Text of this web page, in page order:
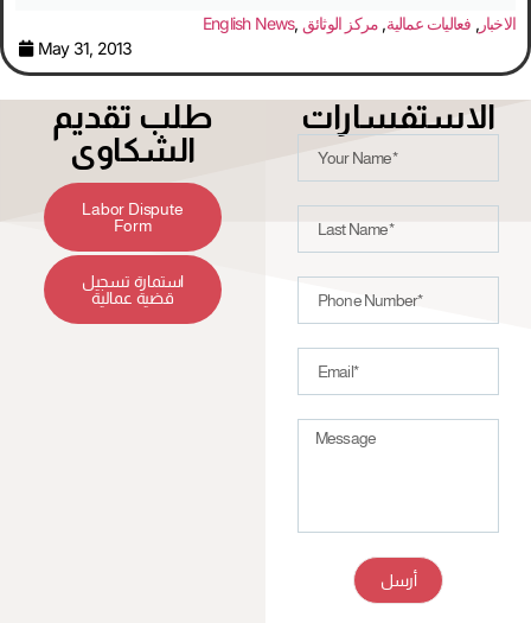
English News, الاخبار, فعاليات عمالية, مركز الوثائق
May 31, 2013
طلب تقديم
الشكاوى
Labor Dispute
Form
استمارة تسجيل
قضية عمالية
الاستفسارات
أرسل